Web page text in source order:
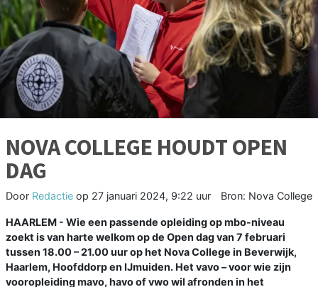
NOVA COLLEGE HOUDT OPEN
DAG
Door Redactie op 27 januari 2024, 9:22 uur Bron: Nova College
HAARLEM - Wie een passende opleiding op mbo-niveau
zoekt is van harte welkom op de Open dag van 7 februari
tussen 18.00 – 21.00 uur op het Nova College in Beverwijk,
Haarlem, Hoofddorp en IJmuiden. Het vavo – voor wie zijn
vooropleiding mavo, havo of vwo wil afronden in het